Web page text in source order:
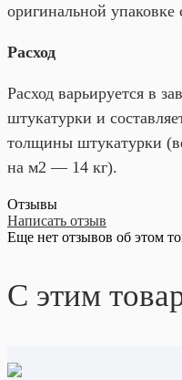
оригинальной упаковке
Расход
Расход варьируется в
штукатурки и
толщины штукатурки
на м2 — 14 кг).
Отзывы
Написать отзыв
Еще нет отзывов об этом
С этим